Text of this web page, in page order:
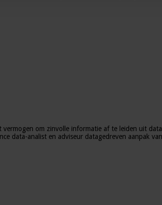
om zinvolle informatie af te leiden uit
data-analist en adviseur datagedreven aanpak